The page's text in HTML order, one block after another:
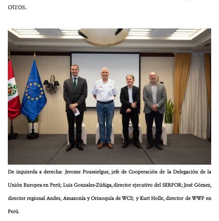
otros.
De izquierda a derecha: Jerome Poussielgue, jefe de Cooperación de la Delegación de la
Unión Europea en Perú; Luis Gonzales-Zúñiga, director ejecutivo del SERFOR; José Gómez,
director regional Andes, Amazonía y Orinoquía de WCS; y Kurt Holle, director de WWF en
Perú.